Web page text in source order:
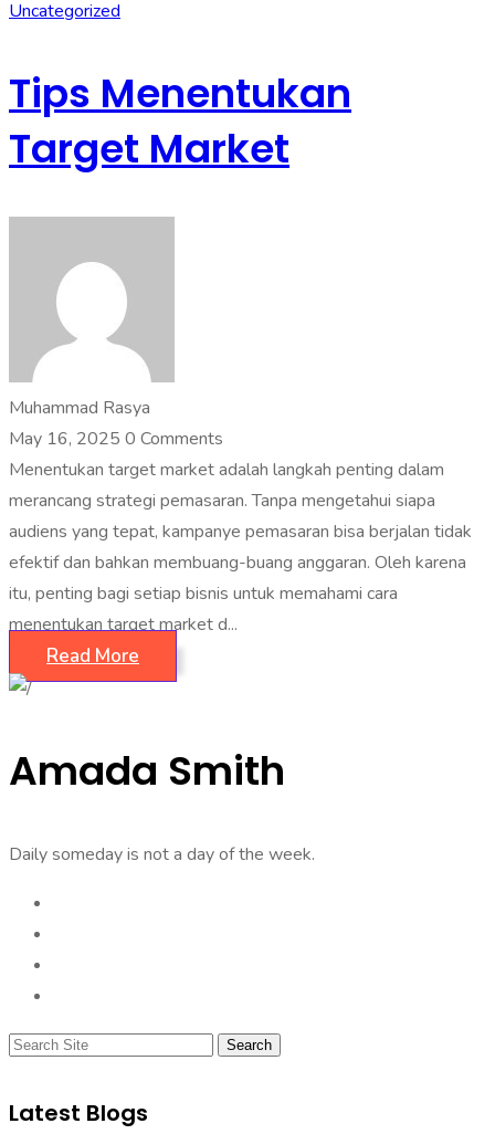
Uncategorized
Tips Menentukan
Target Market
Muhammad Rasya
May 16, 2025 0 Comments
Menentukan target market adalah langkah penting dalam
merancang strategi pemasaran. Tanpa mengetahui siapa
audiens yang tepat, kampanye pemasaran bisa berjalan tidak
efektif dan bahkan membuang-buang anggaran. Oleh karena
itu, penting bagi setiap bisnis untuk memahami cara
menentukan target market d...
Read More
Amada Smith
Daily someday is not a day of the week.
Search
Latest Blogs